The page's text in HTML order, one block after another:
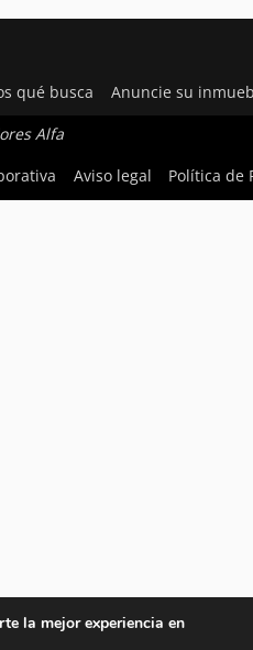
qué busca Anuncie su
Alfa
Aviso legal Política de
la mejor experiencia en